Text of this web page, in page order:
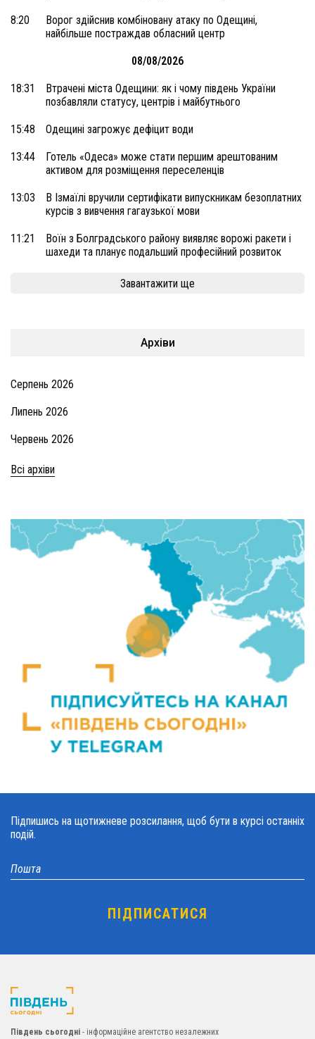
8:20
Ворог здійснив комбіновану атаку по Одещині,
найбільше постраждав обласний центр
08/08/2026
18:31
Втрачені міста Одещини: як і чому південь України
позбавляли статусу, центрів і майбутнього
15:48 Одещині загрожує дефіцит води
13:44
Готель «Одеса» може стати першим арештованим
активом для розміщення переселенців
13:03
В Ізмаїлі вручили сертифікати випускникам безоплатних
курсів з вивчення гагаузької мови
11:21
Воїн з Болградського району виявляє ворожі ракети і
шахеди та планує подальший професійний розвиток
Завантажити ще
Архіви
Серпень 2026
Липень 2026
Червень 2026
Всі архіви
Підпишись на щотижневе розсилання, щоб бути в курсі останніх
подій.
Південь сьогодні - інформаційне агентство незалежних